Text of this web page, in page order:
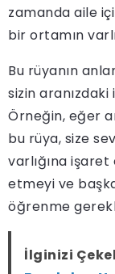
zamanda aile
bir ortamın
Bu rüyanın
sizin
Örneğin, eğer
bu rüya, size
varlığına
etmeyi ve
öğrenme
İlginizi